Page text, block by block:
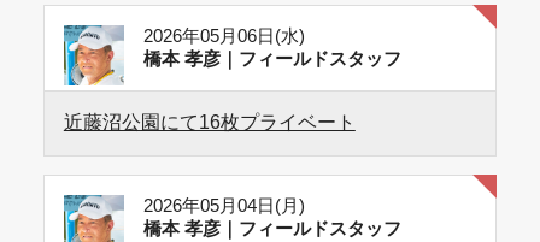
2026年05月06日(水)
橋本 孝彦｜フィールドスタッフ
近藤沼公園にて16枚プライベート
2026年05月04日(月)
橋本 孝彦｜フィールドスタッフ